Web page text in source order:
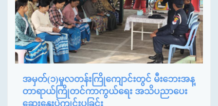
အမှတ်(၁)မူလတန်းကြိုကျောင်းတွင် မီးဘေးအန္
တာရာယ်ကြိုတင်ကာကွယ်ရေး အသိပညာပေး
ဆွေးနွေးပွဲကျင်းပခြင်း